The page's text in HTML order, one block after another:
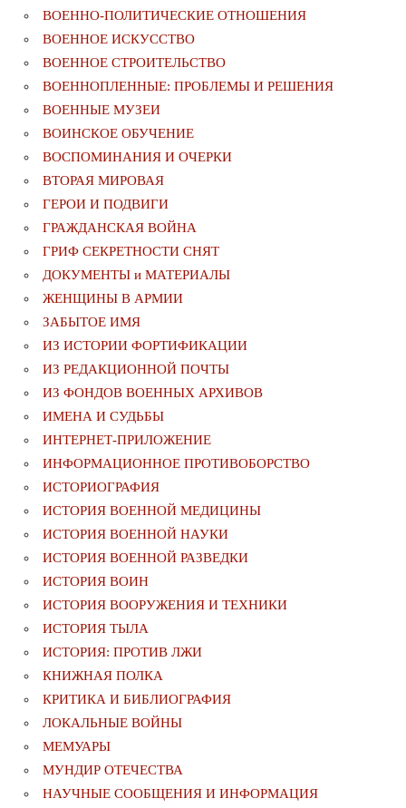
ВОЕННО-ПОЛИТИЧЕСКИE ОТНОШЕНИЯ
ВОЕННОЕ ИСКУССТВО
ВОЕННОЕ СТРОИТЕЛЬСТВО
ВОЕННОПЛЕННЫЕ: ПРОБЛЕМЫ И РЕШЕНИЯ
ВОЕННЫЕ МУЗЕИ
ВОИНСКОЕ ОБУЧЕНИЕ
ВОСПОМИНАНИЯ И ОЧЕРКИ
ВТОРАЯ МИРОВАЯ
ГЕРОИ И ПОДВИГИ
ГРАЖДАНСКАЯ ВОЙНА
ГРИФ СЕКРЕТНОСТИ СНЯТ
ДОКУМЕНТЫ и МАТЕРИАЛЫ
ЖЕНЩИНЫ В АРМИИ
ЗАБЫТОЕ ИМЯ
ИЗ ИСТОРИИ ФОРТИФИКАЦИИ
ИЗ РЕДАКЦИОННОЙ ПОЧТЫ
ИЗ ФОНДОВ ВОЕННЫХ АРХИВОВ
ИМЕНА И СУДЬБЫ
ИНТЕРНЕТ-ПРИЛОЖЕНИЕ
ИНФОРМАЦИОННОЕ ПРОТИВОБОРСТВО
ИСТОРИОГРАФИЯ
ИСТОРИЯ ВОЕННОЙ МЕДИЦИНЫ
ИСТОРИЯ ВОЕННОЙ НАУКИ
ИСТОРИЯ ВОЕННОЙ РАЗВЕДКИ
ИСТОРИЯ ВОИН
ИСТОРИЯ ВООРУЖЕНИЯ И ТЕХНИКИ
ИСТОРИЯ ТЫЛА
ИСТОРИЯ: ПРОТИВ ЛЖИ
КНИЖНАЯ ПОЛКА
КРИТИКА И БИБЛИОГРАФИЯ
ЛОКАЛЬНЫЕ ВОЙНЫ
МЕМУАРЫ
МУНДИР ОТЕЧЕСТВА
НАУЧНЫЕ СООБЩЕНИЯ И ИНФОРМАЦИЯ